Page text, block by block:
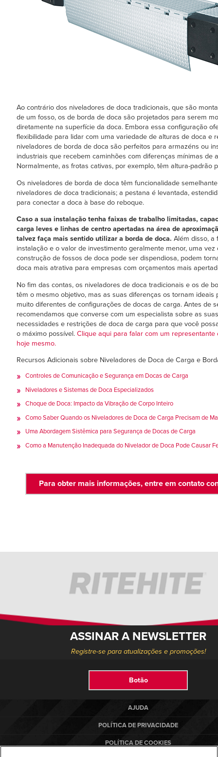
Ao contrário dos niveladores de doca tradicionais, que são
de um fosso, os de borda de doca são projetados para serem
diretamente na superfície da doca. Embora essa configuração
flexibilidade para lidar com uma variedade de alturas de doca e
niveladores de borda de doca são perfeitos para armazéns ou
industriais que recebem caminhões com diferenças mínimas de
Normalmente, as frotas cativas, por exemplo, têm altura-padrão
Os niveladores de borda de doca têm funcionalidade
niveladores de doca tradicionais; a pestana é levantada,
para conectar a doca à base do reboque.
Caso a sua instalação tenha faixas de trabalho limitadas,
carga leves e linhas de centro apertadas na área de
talvez faça mais sentido utilizar a borda de doca. Além disso, a
instalação e o valor de investimento geralmente menor, uma vez
construção de fossos de doca pode ser dispendiosa, podem
doca mais atrativa para empresas com orçamentos mais
No fim das contas, os niveladores de doca tradicionais e os de
têm o mesmo objetivo, mas as suas diferenças os tornam ideais
muito diferentes de configurações de docas de carga. Antes de
recomendamos que converse com um especialista sobre as
necessidades e restrições de doca de carga para que você
o máximo possível.Clique aqui para falar com um representante
hoje mesmo.
Recursos Adicionais sobre Niveladores de Doca de Carga e
Controles de Comunicação e Segurança em Docas de Carga
Niveladores e Sistemas de Doca Especializados
Choque de Doca: Impacto da Vibração de Corpo Inteiro
Como Saber Quando os Niveladores de Doca de Carga Precisam de
Uma Abordagem Sistêmica para Segurança de Docas de Carga
Como a Manutenção Inadequada do Nivelador de Doca Pode Causar
Para obter mais informações, entre em contato
ASSINAR A NEWSLETTER
Registre-se para atualizações e promoções!
Botão
AJUDA
POLÍTICA DE PRIVACIDADE
POLÍTICA DE COOKIES